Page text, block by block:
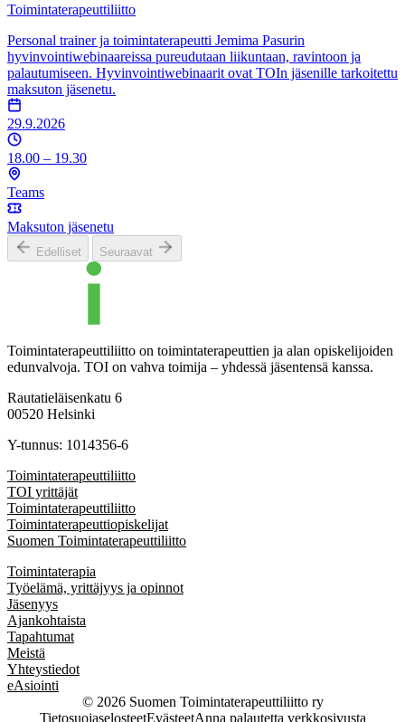
Toimintaterapeuttiliitto
Personal trainer ja toimintaterapeutti Jemima Pasurin
hyvinvointiwebinaareissa pureudutaan liikuntaan, ravintoon ja
palautumiseen. Hyvinvointiwebinaarit ovat TOIn jäsenille tarkoitettu
maksuton jäsenetu.
29.9.2026
18.00 – 19.30
Teams
Maksuton jäsenetu
Edelliset Seuraavat
Toimintaterapeuttiliitto on toimintaterapeuttien ja alan opiskelijoiden
edunvalvoja. TOI on vahva toimija – yhdessä jäsentensä kanssa.
Rautatieläisenkatu 6
00520 Helsinki
Y-tunnus: 1014356-6
Toimintaterapeuttiliitto
TOI yrittäjät
Toimintaterapeuttiliitto
Toimintaterapeuttiopiskelijat
Suomen Toimintaterapeuttiliitto
Toimintaterapia
Työelämä, yrittäjyys ja opinnot
Jäsenyys
Ajankohtaista
Tapahtumat
Meistä
Yhteystiedot
eAsiointi
© 2026 Suomen Toimintaterapeuttiliitto ry
TietosuojaselosteetEvästeetAnna palautetta verkkosivusta